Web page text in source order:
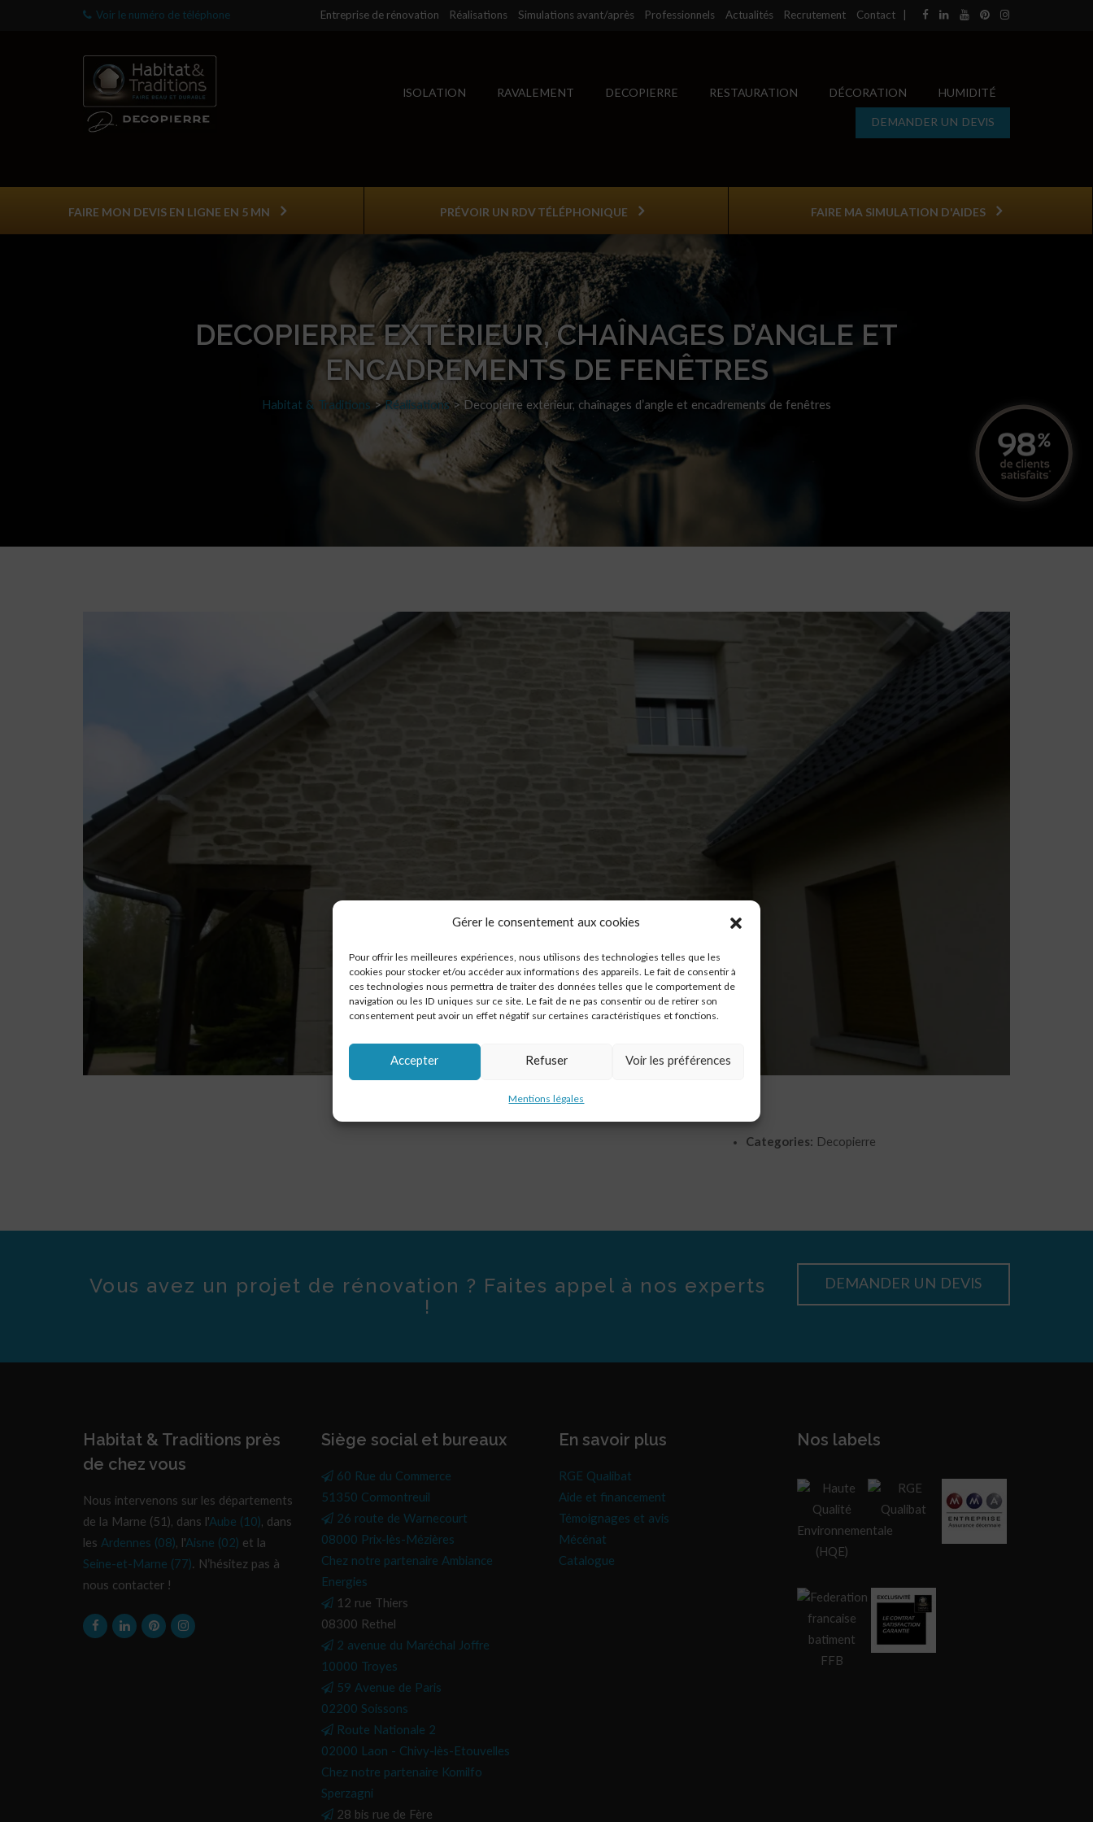
Gérer le consentement aux cookies
Pour offrir les meilleures expériences, nous utilisons des technologies telles que les
cookies pour stocker et/ou accéder aux informations des appareils. Le fait de consentir à
ces technologies nous permettra de traiter des données telles que le comportement de
navigation ou les ID uniques sur ce site. Le fait de ne pas consentir ou de retirer son
consentement peut avoir un effet négatif sur certaines caractéristiques et fonctions.
Accepter Refuser Voir les préférences
Mentions légales
Voir le numéro de téléphone Entreprise de rénovation Réalisations Simulations avant/après Professionnels Actualités Recrutement Contact
ISOLATION RAVALEMENT DECOPIERRE RESTAURATION DÉCORATION HUMIDITÉ
DEMANDER UN DEVIS
FAIRE MON DEVIS EN LIGNE EN 5 MN PRÉVOIR UN RDV TÉLÉPHONIQUE FAIRE MA SIMULATION D'AIDES
DECOPIERRE EXTÉRIEUR, CHAÎNAGES D’ANGLE ET
ENCADREMENTS DE FENÊTRES
Habitat & Traditions >Réalisations> Decopierre extérieur, chaînages d’angle et encadrements de fenêtres
Categories: Decopierre
Vous avez un projet de rénovation ? Faites appel à nos experts
!
DEMANDER UN DEVIS
Habitat & Traditions près
de chez vous
Nous intervenons sur les départements
de la Marne (51), dans l'Aube (10), dans
les Ardennes (08), l'Aisne (02) et la
Seine-et-Marne (77). N’hésitez pas à
nous contacter !
Siège social et bureaux
60 Rue du Commerce
51350 Cormontreuil
26 route de Warnecourt
08000 Prix-lès-Mézières
Chez notre partenaire Ambiance
Energies
12 rue Thiers
08300 Rethel
2 avenue du Maréchal Joffre
10000 Troyes
59 Avenue de Paris
02200 Soissons
Route Nationale 2
02000 Laon - Chivy-lès-Etouvelles
Chez notre partenaire Komilfo
Sperzagni
28 bis rue de Fère
En savoir plus
RGE Qualibat
Aide et financement
Témoignages et avis
Mécénat
Catalogue
Nos labels